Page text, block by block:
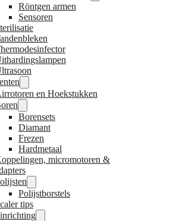
Röntgen armen
Sensoren
en Hoekstukken
Borensets
Diamant
Frezen
Hardmetaal
micromotoren &
Polijstborstels
tips